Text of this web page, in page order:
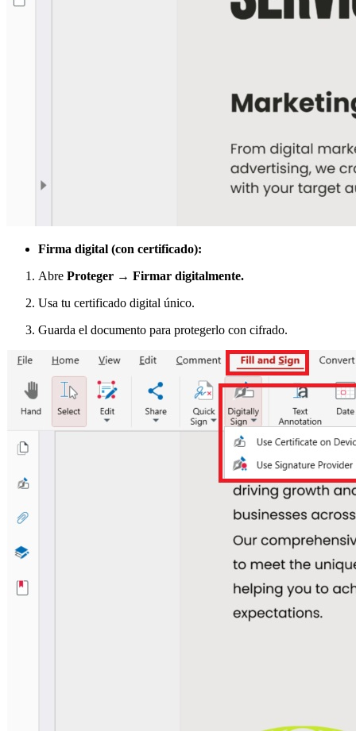
Firma digital (con certificado):
Abre Proteger → Firmar digitalmente.
Usa tu certificado digital único.
Guarda el documento para protegerlo con cifrado.